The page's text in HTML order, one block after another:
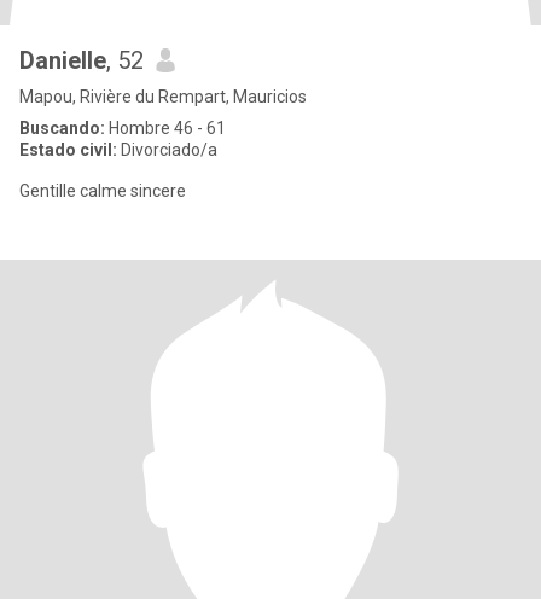
Danielle, 52
Mapou, Rivière du Rempart, Mauricios
Buscando: Hombre 46 - 61
Estado civil: Divorciado/a
Gentille calme sincere